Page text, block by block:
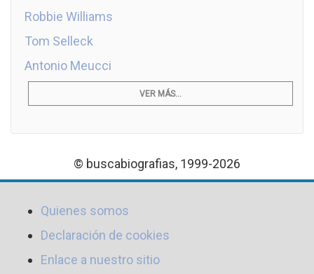
Robbie Williams
Tom Selleck
Antonio Meucci
VER MÁS...
© buscabiografias, 1999-2026
Quienes somos
Declaración de cookies
Enlace a nuestro sitio